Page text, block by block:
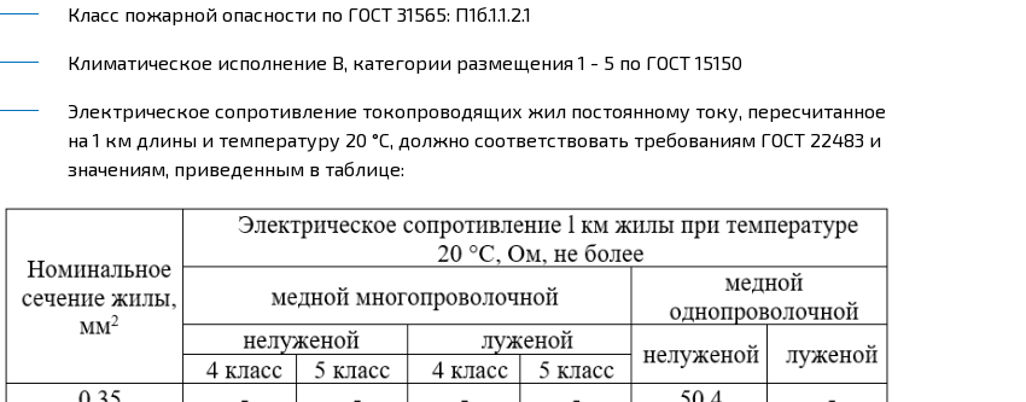
Класс пожарной опасности по ГОСТ 31565: П1б.1.1.2.1
Климатическое исполнение В, категории размещения 1 - 5 по ГОСТ 15150
Электрическое сопротивление токопроводящих жил постоянному току, пересчитанное
на 1 км длины и температуру 20 °С, должно соответствовать требованиям ГОСТ 22483 и
значениям, приведенным в таблице: